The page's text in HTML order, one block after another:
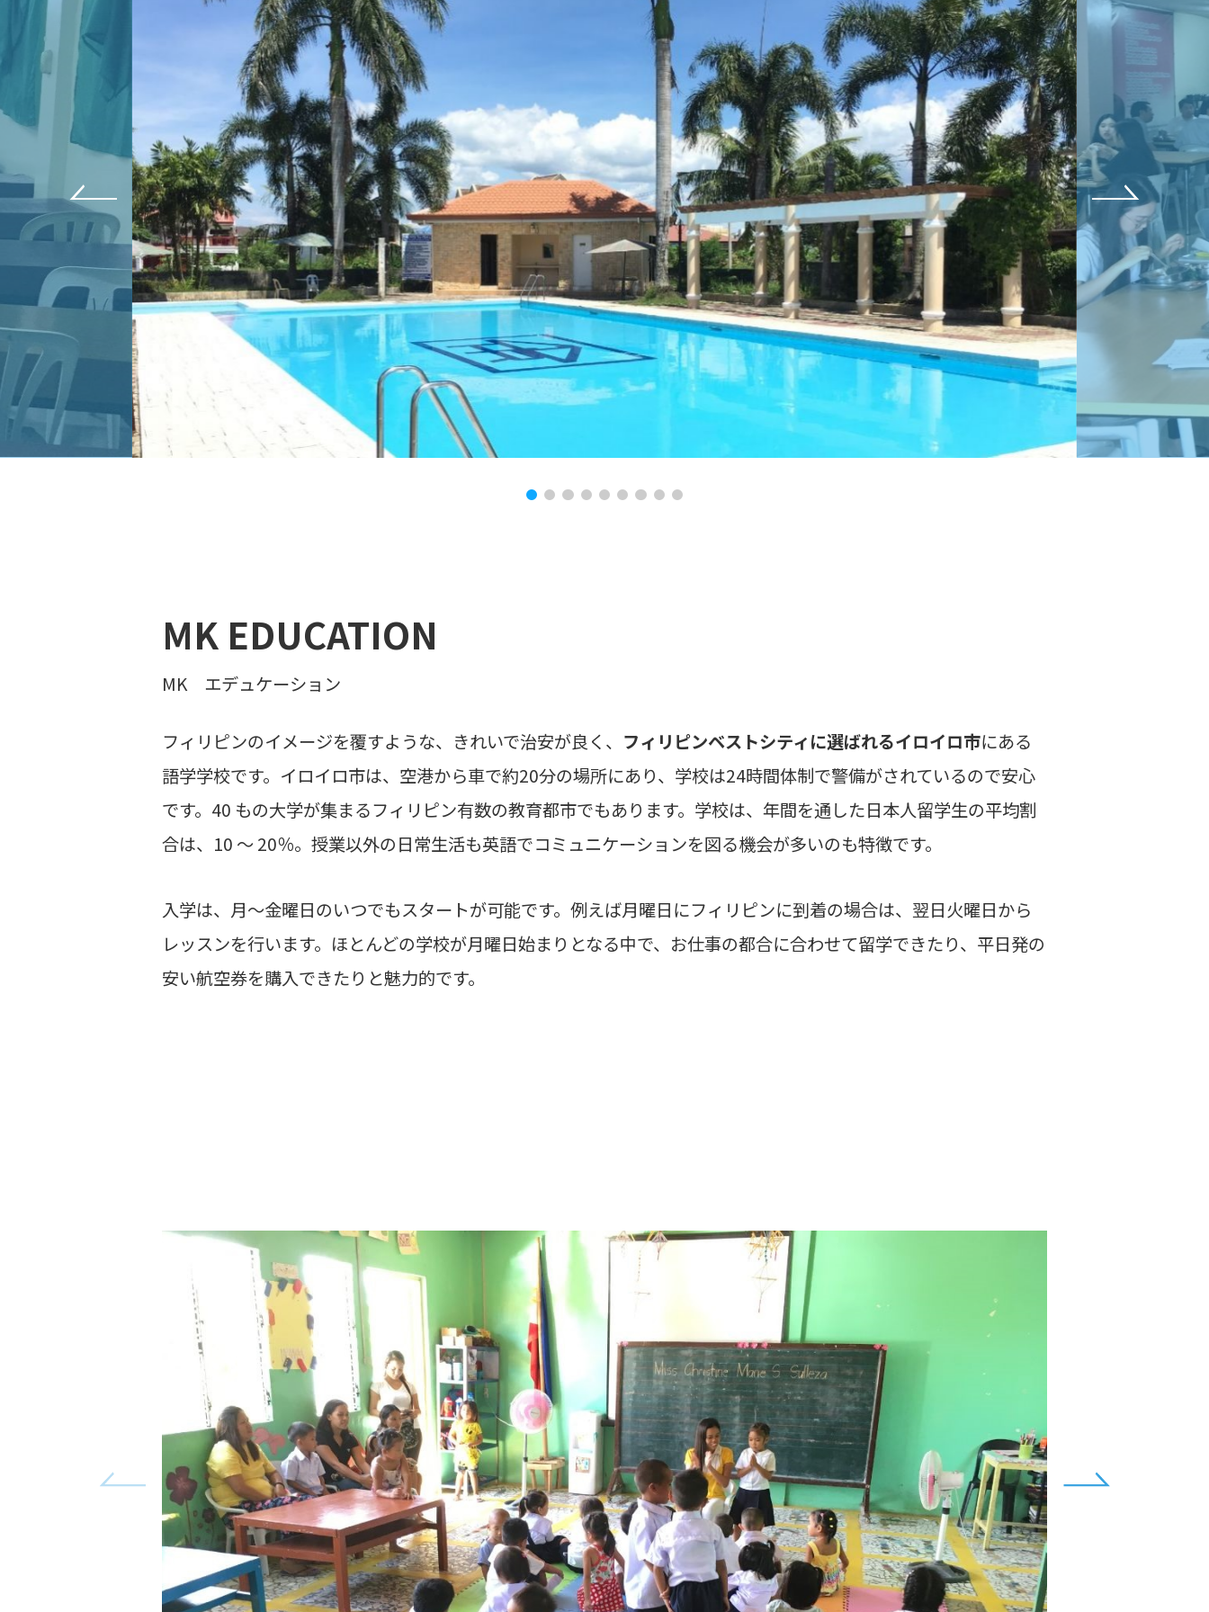
MK EDUCATION
MK エデュケーション
フィリピンのイメージを覆すような、きれいで治安が良く、 フィリピンベストシティに選ばれるイロイロ市にある
語学学校です。イロイロ市は、空港から車で約20分の場所にあり、学校は24時間体制で警備がされているので安心
です。40 もの大学が集まるフィリピン有数の教育都市でもあります。学校は、年間を通した日本人留学生の平均割
合は、10 ～ 20％。授業以外の日常生活も英語でコミュニケーションを図る機会が多いのも特徴です。
入学は、月～金曜日のいつでもスタートが可能です。例えば月曜日にフィリピンに到着の場合は、翌日火曜日から
レッスンを行います。ほとんどの学校が月曜日始まりとなる中で、お仕事の都合に合わせて留学できたり、平日発の
安い航空券を購入できたりと魅力的です。